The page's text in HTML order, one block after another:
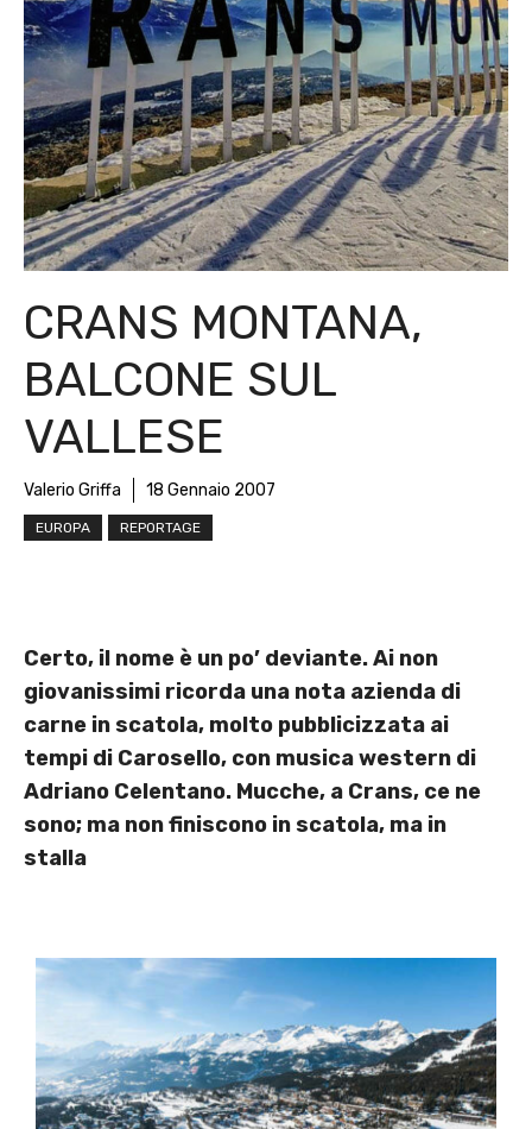
CRANS MONTANA,
BALCONE SUL
VALLESE
Valerio Griffa 18 Gennaio 2007
EUROPA REPORTAGE
Certo, il nome è un po’ deviante. Ai non
giovanissimi ricorda una nota azienda di
carne in scatola, molto pubblicizzata ai
tempi di Carosello, con musica western di
Adriano Celentano. Mucche, a Crans, ce ne
sono; ma non finiscono in scatola, ma in
stalla